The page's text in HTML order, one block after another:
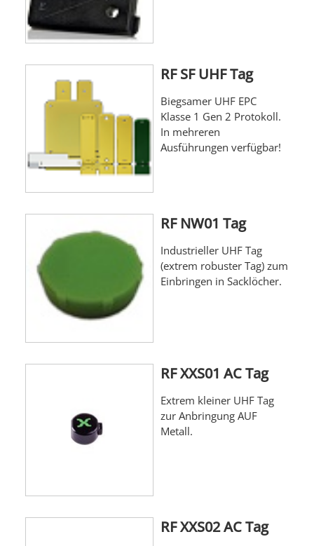
RF SF UHF Tag
Biegsamer UHF EPC
Klasse 1 Gen 2 Protokoll.
In mehreren
Ausführungen verfügbar!
RF NW01 Tag
Industrieller UHF Tag
(extrem robuster Tag) zum
Einbringen in Sacklöcher.
RF XXS01 AC Tag
Extrem kleiner UHF Tag
zur Anbringung AUF
Metall.
RF XXS02 AC Tag